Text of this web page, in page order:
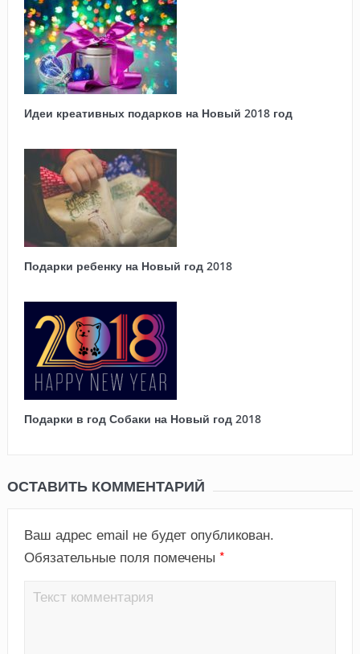
Идеи креативных подарков на Новый 2018 год
Подарки ребенку на Новый год 2018
Подарки в год Собаки на Новый год 2018
ОСТАВИТЬ КОММЕНТАРИЙ
Ваш адрес email не будет опубликован.
Обязательные поля помечены *